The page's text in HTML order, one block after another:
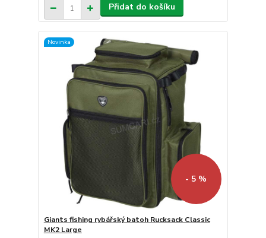
Přidat do košíku
Novinka
- 5 %
Giants fishing rybářský batoh Rucksack Classic
MK2 Large